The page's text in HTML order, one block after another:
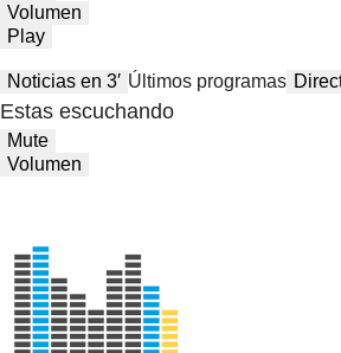
Volumen
Play
Noticias en 3′ Últimos programas
Estas escuchando
Mute
Volumen